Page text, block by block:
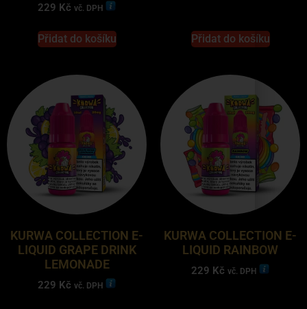
229 Kč vč. DPH
Přidat do košíku Přidat do košíku
KURWA COLLECTION E-
LIQUID GRAPE DRINK
LEMONADE
229 Kč vč. DPH
KURWA COLLECTION E-
LIQUID RAINBOW
229 Kč vč. DPH